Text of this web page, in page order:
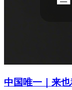
中国唯一｜来